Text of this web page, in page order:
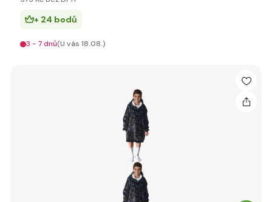
+ 24 bodů
3 - 7 dnů(U vás 18.08.)